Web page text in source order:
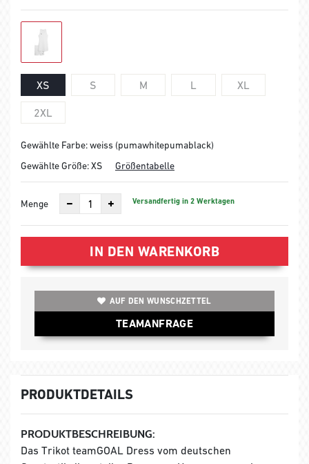
XS S M L XL
2XL
Gewählte Farbe: weiss (pumawhitepumablack)
Gewählte Größe:XS Größentabelle
Menge Versandfertig in 2 Werktagen
IN DEN WARENKORB
AUF DEN WUNSCHZETTEL
TEAMANFRAGE
PRODUKTDETAILS
PRODUKTBESCHREIBUNG:
Das Trikot teamGOAL Dress vom deutschen